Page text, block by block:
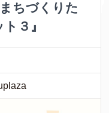
ちづくりた
３』